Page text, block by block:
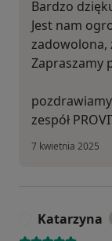
Bardzo
Jest nam
zadowolona,
Zapraszamy
zespół
7 kwietnia 2025
Katarzyna